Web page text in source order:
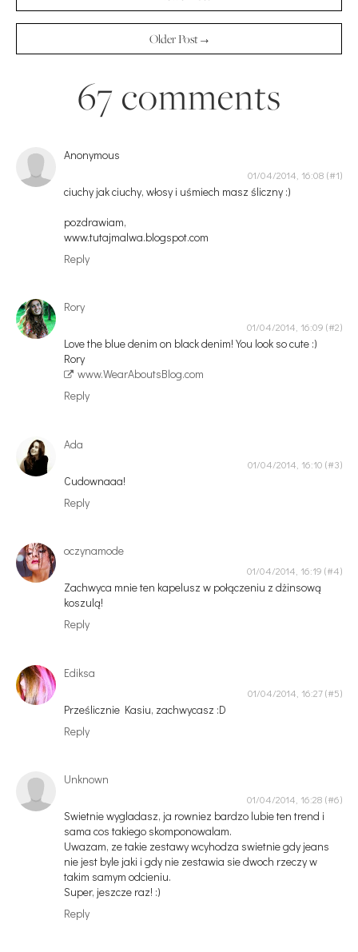
Older Post →
67 comments
Anonymous
01/04/2014, 16:08
ciuchy jak ciuchy, włosy i uśmiech masz śliczny :)
pozdrawiam,
www.tutajmalwa.blogspot.com
Reply
Rory
01/04/2014, 16:09
Love the blue denim on black denim! You look so cute :)
Rory
www.WearAboutsBlog.com
Reply
Ada
01/04/2014, 16:10
Cudownaaa!
Reply
oczynamode
01/04/2014, 16:19
Zachwyca mnie ten kapelusz w połączeniu z dżinsową
koszulą!
Reply
Ediksa
01/04/2014, 16:27
Prześlicznie Kasiu, zachwycasz :D
Reply
Unknown
01/04/2014, 16:28
Swietnie wygladasz, ja rowniez bardzo lubie ten trend i
sama cos takiego skomponowalam.
Uwazam, ze takie zestawy wcyhodza swietnie gdy jeans
nie jest byle jaki i gdy nie zestawia sie dwoch rzeczy w
takim samym odcieniu.
Super, jeszcze raz! :)
Reply